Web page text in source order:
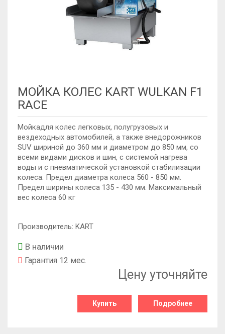
МОЙКА КОЛЕС KART WULKAN F1
RACE
Мойкадля колес легковых, полугрузовых и
вездеходных автомобилей, а также внедорожников
SUV шириной до 360 мм и диаметром до 850 мм, со
всеми видами дисков и шин, с системой нагрева
воды и с пневматической установкой стабилизации
колеса. Предел диаметра колеса 560 - 850 мм.
Предел ширины колеса 135 - 430 мм. Максимальный
вес колеса 60 кг
Производитель: KART
В наличии
Гарантия 12 мес.
Цену уточняйте
Купить Подробнее